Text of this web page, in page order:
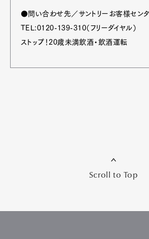
●問い合わせ先／サントリーお客様セン
TEL:0120-139-310（フリーダイヤル）
ストップ！20歳未満飲酒・飲酒運転
Scroll to Top